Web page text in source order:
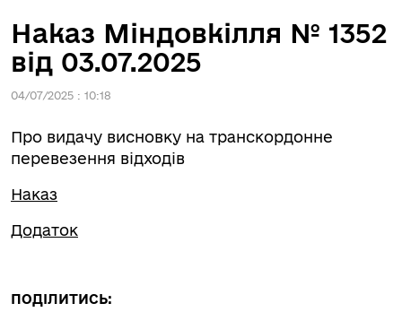
Наказ Міндовкілля № 1352
від 03.07.2025
04/07/2025 : 10:18
Про видачу висновку на транскордонне
перевезення відходів
Наказ
Додаток
ПОДІЛИТИСЬ: